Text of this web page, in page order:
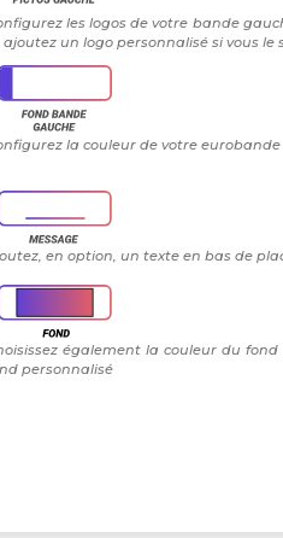
les logos de votre bande
ajoutez un logo personnalisé si vous le
la couleur de votre
en option, un texte en bas de
également la couleur du
personnalisé